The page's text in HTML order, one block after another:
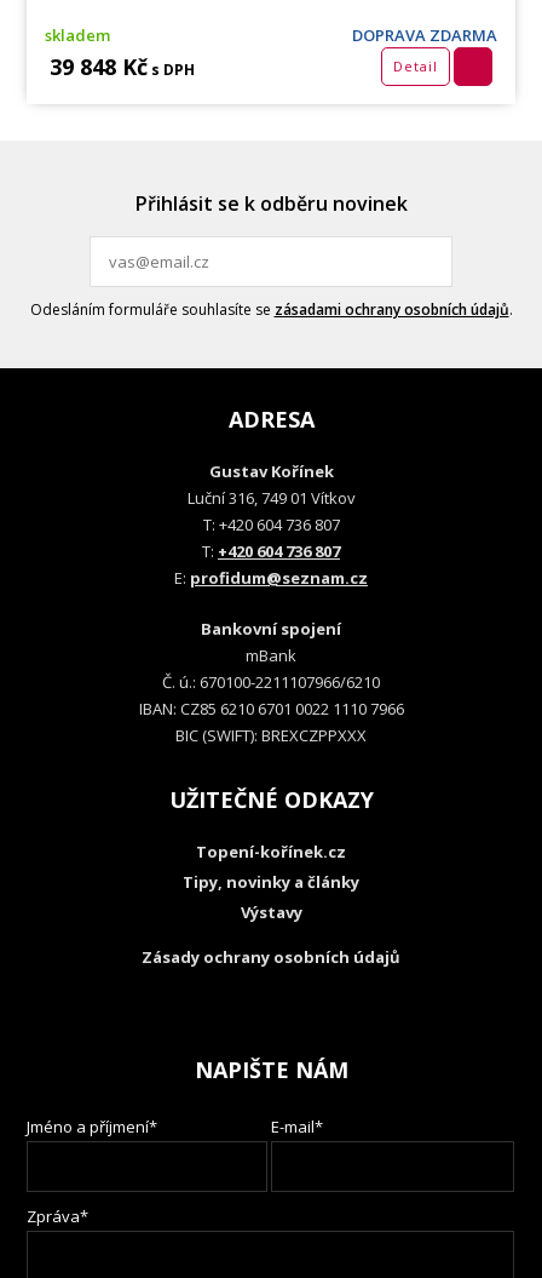
skladem DOPRAVA ZDARMA
39 848 Kč s DPH Detail
Přihlásit se k odběru novinek
Odesláním formuláře souhlasíte se zásadami ochrany osobních údajů.
ADRESA
Gustav Kořínek
Luční 316, 749 01 Vítkov
T: +420 604 736 807
T: +420 604 736 807
E: profidum@seznam.cz
Bankovní spojení
mBank
Č. ú.: 670100-2211107966/6210
IBAN: CZ85 6210 6701 0022 1110 7966
BIC (SWIFT): BREXCZPPXXX
UŽITEČNÉ ODKAZY
Topení-kořínek.cz
Tipy, novinky a články
Výstavy
Zásady ochrany osobních údajů
NAPIŠTE NÁM
Jméno a příjmení* E-mail*
Zpráva*